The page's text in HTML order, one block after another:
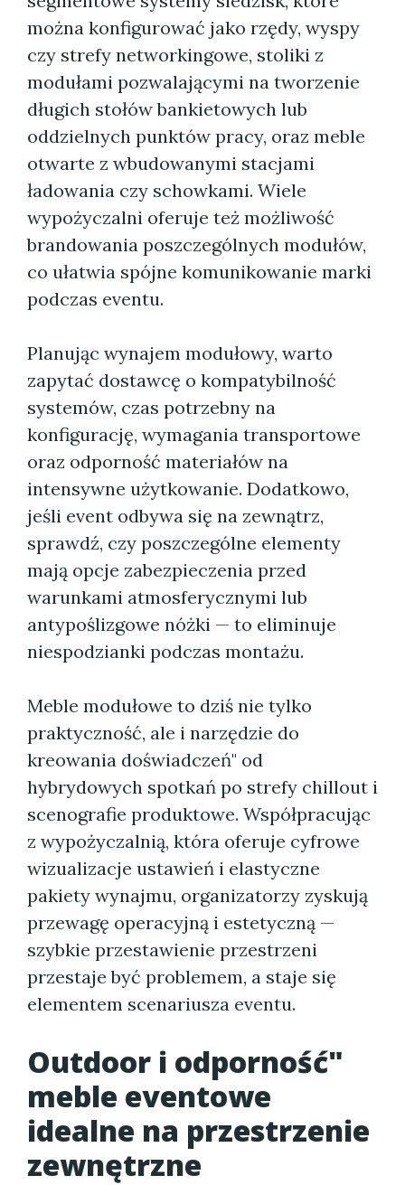
można konfigurować jako rzędy, wyspy
czy strefy networkingowe, stoliki z
modułami pozwalającymi na tworzenie
długich stołów bankietowych lub
oddzielnych punktów pracy, oraz meble
otwarte z wbudowanymi stacjami
ładowania czy schowkami. Wiele
wypożyczalni oferuje też możliwość
brandowania poszczególnych modułów,
co ułatwia spójne komunikowanie marki
podczas eventu.
Planując wynajem modułowy, warto
zapytać dostawcę o kompatybilność
systemów, czas potrzebny na
konfigurację, wymagania transportowe
oraz odporność materiałów na
intensywne użytkowanie. Dodatkowo,
jeśli event odbywa się na zewnątrz,
sprawdź, czy poszczególne elementy
mają opcje zabezpieczenia przed
warunkami atmosferycznymi lub
antypoślizgowe nóżki — to eliminuje
niespodzianki podczas montażu.
Meble modułowe to dziś nie tylko
praktyczność, ale i narzędzie do
kreowania doświadczeń" od
hybrydowych spotkań po strefy chillout i
scenografie produktowe. Współpracując
z wypożyczalnią, która oferuje cyfrowe
wizualizacje ustawień i elastyczne
pakiety wynajmu, organizatorzy zyskują
przewagę operacyjną i estetyczną —
szybkie przestawienie przestrzeni
przestaje być problemem, a staje się
elementem scenariusza eventu.
Outdoor i odporność"
meble eventowe
idealne na przestrzenie
zewnętrzne